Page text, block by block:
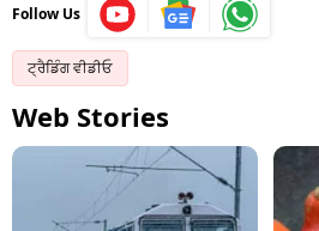
Follow Us
ਟ੍ਰੈਡਿੰਗ ਵੀਡੀਓ
Web Stories